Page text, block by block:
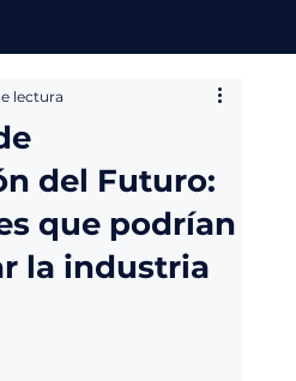
del Futuro:
que podrían
la industria
lectura